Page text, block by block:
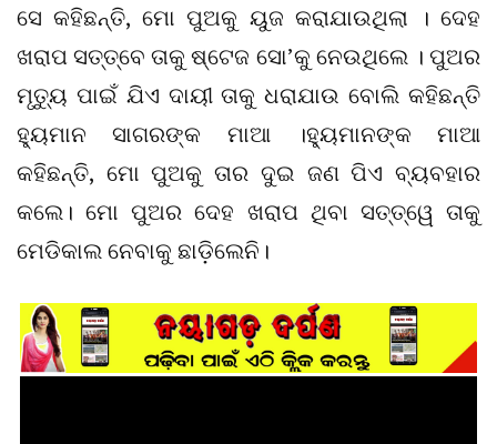
ସେ କହିଛନ୍ତି, ମୋ ପୁଅକୁ ୟୁଜ କରାଯାଉଥିଲା । ଦେହ
ଖରାପ ସତ୍ତ୍ବେ ତାକୁ ଷ୍ଟେଜ ସୋ’କୁ ନେଉଥିଲେ । ପୁଅର
ମୃତ୍ୟୁ ପାଇଁ ଯିଏ ଦାୟୀ ତାକୁ ଧରାଯାଉ ବୋଲି କହିଛନ୍ତି
ହ୍ୟୁମାନ ସାଗରଙ୍କ ମାଆ ।ହ୍ୟୁମାନଙ୍କ ମାଆ
କହିଛନ୍ତି, ମୋ ପୁଅକୁ ତାର ଦୁଇ ଜଣ ପିଏ ବ୍ୟବହାର
କଲେ। ମୋ ପୁଅର ଦେହ ଖରାପ ଥିବା ସତ୍ତ୍ୱେ ତାକୁ
ମେଡିକାଲ ନେବାକୁ ଛାଡ଼ିଲେନି।